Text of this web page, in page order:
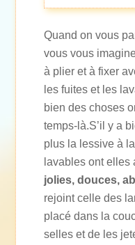
Quand on vous
vous vous
à plier et à fixer
les fuites et les
bien des choses
temps-là.S’il y a
plus la lessive à
lavables ont
jolies, douces,
rejoint celle des
placé dans la
selles et de les